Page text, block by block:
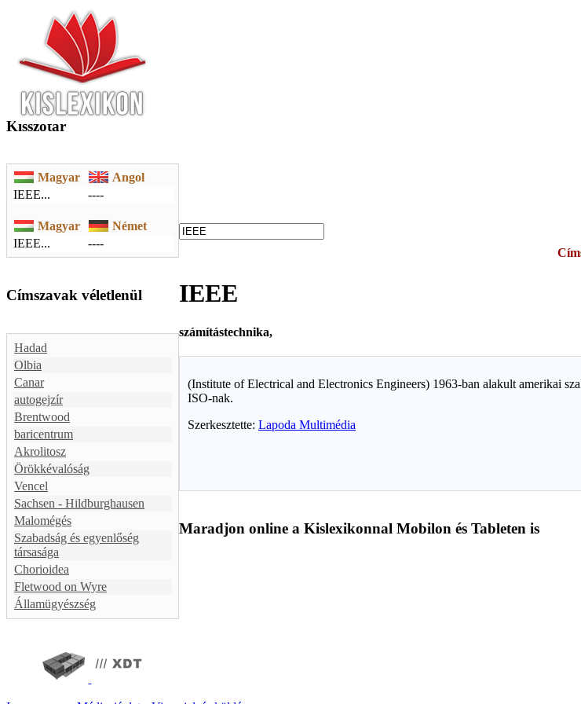
Kisszótár
Magyar
Angol
IEEE...
----
Magyar
Német
IEEE...
----
Címszavak véletlenül
Hadad
Olbia
Canar
autogejzír
Brentwood
baricentrum
Akrolitosz
Örökkévalóság
Vencel
Sachsen - Hildburghausen
Malomégés
Szabadság és egyenlőség
társasága
Chorioidea
Fletwood on Wyre
Államügyészség
IEEE
számítástechnika,
(Institute of Electrical and Electronics Engineers) 1963-ban alakult amerikai
ISO-nak.
Szerkesztette: Lapoda Multimédia
Maradjon online a Kislexikonnal Mobilon és Tableten is